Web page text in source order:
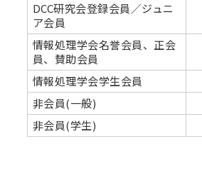
DCC研究会登録会員／ジュニ
ア会員
情報処理学会名誉会員、正会
員、賛助会員
情報処理学会学生会員
非会員(一般)
非会員(学生)